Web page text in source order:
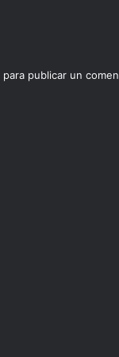
para publicar un